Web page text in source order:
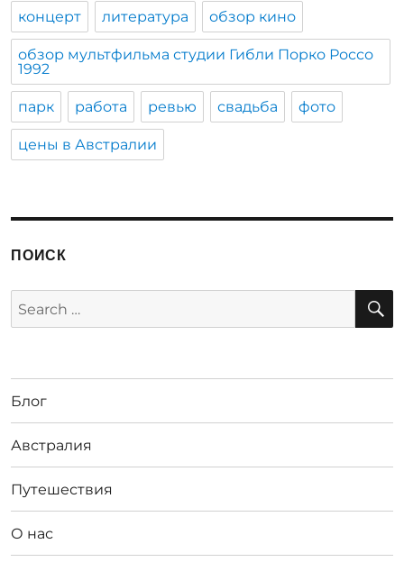
концерт литература обзор кино
обзор мультфильма студии Гибли Порко Россо
1992
парк работа ревью свадьба фото
цены в Австралии
ПОИСК
Search
for:
Блог
Австралия
Путешествия
О нас